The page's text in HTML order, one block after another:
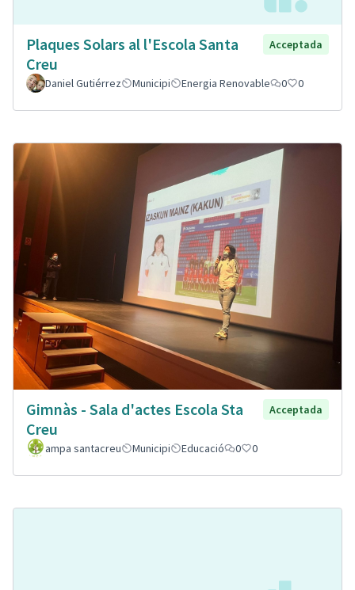
Plaques Solars al l'Escola Santa
Creu
Acceptada
Daniel Gutiérrez Municipi Energia Renovable 0 0
Gimnàs - Sala d'actes Escola Sta
Creu
Acceptada
ampa santacreu Municipi Educació 0 0